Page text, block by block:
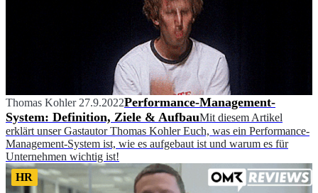
Thomas Kohler 27.9.2022Performance-Management-
System: Definition, Ziele & AufbauMit diesem Artikel
erklärt unser Gastautor Thomas Kohler Euch, was ein Performance-
Management-System ist, wie es aufgebaut ist und warum es für
Unternehmen wichtig ist!
HR